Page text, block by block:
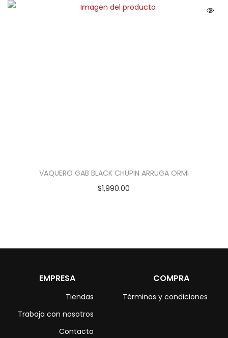
VAQUERO GAB BLACK CHUPIN ARRUGA ORMI
$1,990.00
EMPRESA
Tiendas
Trabaja con nosotros
Contacto
COMPRA
Términos y condiciones